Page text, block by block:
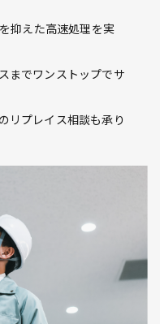
抑えた高速処理を実
までワンストップでサ
リプレイス相談も承り